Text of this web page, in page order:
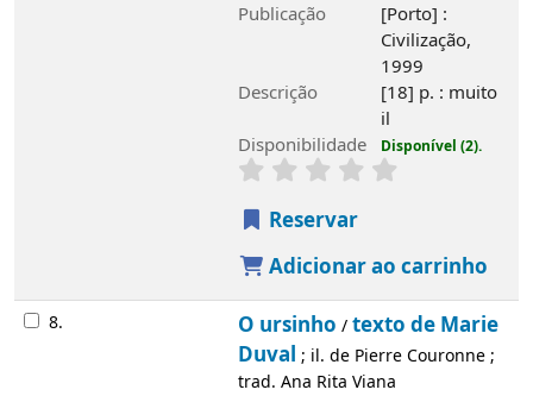
Publicação
[Porto] :
Civilização,
1999
Descrição
[18] p. : muito
il
Disponibilidade
Disponível (2).
Reservar
Adicionar ao carrinho
8. O ursinho /texto de Marie
Duval ; il. de Pierre Couronne ;
trad. Ana Rita Viana